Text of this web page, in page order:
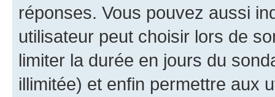
réponses. Vous pouvez aussi
utilisateur peut choisir lors de
limiter la durée en jours du
illimitée) et enfin permettre aux